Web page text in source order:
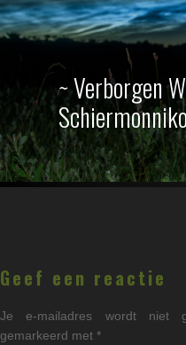
~ Verborgen
Geef een reactie
Je e-mailadres wordt niet
gemarkeerd met *